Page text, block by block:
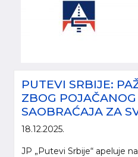
PUTEVI SRBIJE:
ZBOG
SAOBRAĆAJA ZA
18.12.2025.
JP „Putevi Srbije“ apeluje